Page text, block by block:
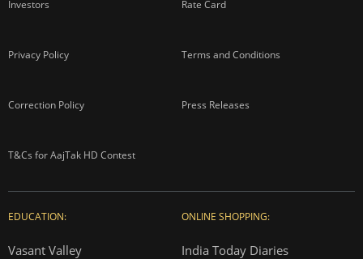
Investors Rate Card
Privacy Policy Terms and Conditions
Correction Policy Press Releases
T&Cs for AajTak HD Contest
EDUCATION:
Vasant Valley
ONLINE SHOPPING:
India Today Diaries